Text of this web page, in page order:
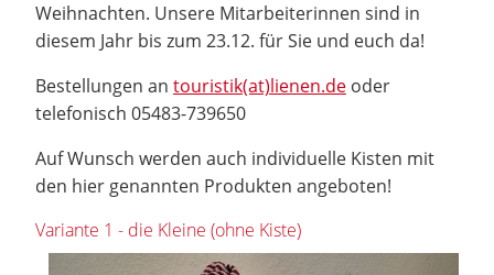
Weihnachten. Unsere Mitarbeiterinnen sind in
diesem Jahr bis zum 23.12. für Sie und euch da!
Bestellungen an touristik(at)lienen.de oder
telefonisch 05483-739650
Auf Wunsch werden auch individuelle Kisten mit
den hier genannten Produkten angeboten!
Variante 1 - die Kleine (ohne Kiste)